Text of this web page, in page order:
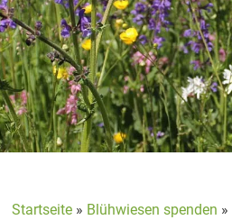
Startseite » Blühwiesen spenden »